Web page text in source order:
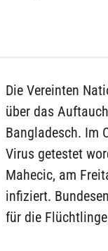
Die Vereinten
über das
Bangladesch. Im
Virus getestet
Mahecic, am
infiziert.
für die